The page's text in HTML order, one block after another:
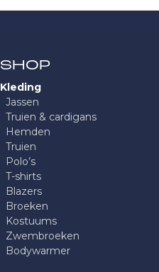
SHOP
Kleding
Jassen
Truien & cardigans
Hemden
Truien
Polo’s
T-shirts
Blazers
Broeken
Kostuums
Zwembroeken
Bodywarmer